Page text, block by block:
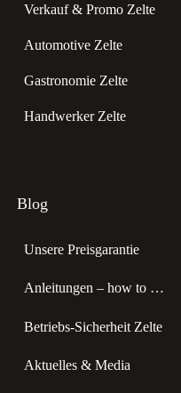
Verkauf & Promo Zelte
Automotive Zelte
Gastronomie Zelte
Handwerker Zelte
Blog
Unsere Preisgarantie
Anleitungen – how to …
Betriebs-Sicherheit Zelte
Aktuelles & Media